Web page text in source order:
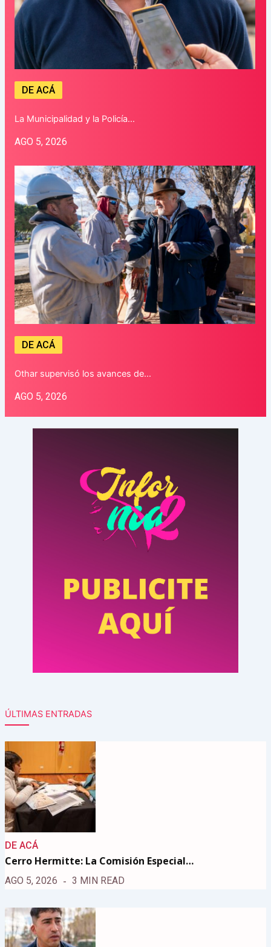
DE ACÁ
La Municipalidad y la Policía…
AGO 5, 2026
DE ACÁ
Othar supervisó los avances de…
AGO 5, 2026
ÚLTIMAS ENTRADAS
DE ACÁ
Cerro Hermitte: La Comisión Especial…
AGO 5, 2026 3 MIN READ